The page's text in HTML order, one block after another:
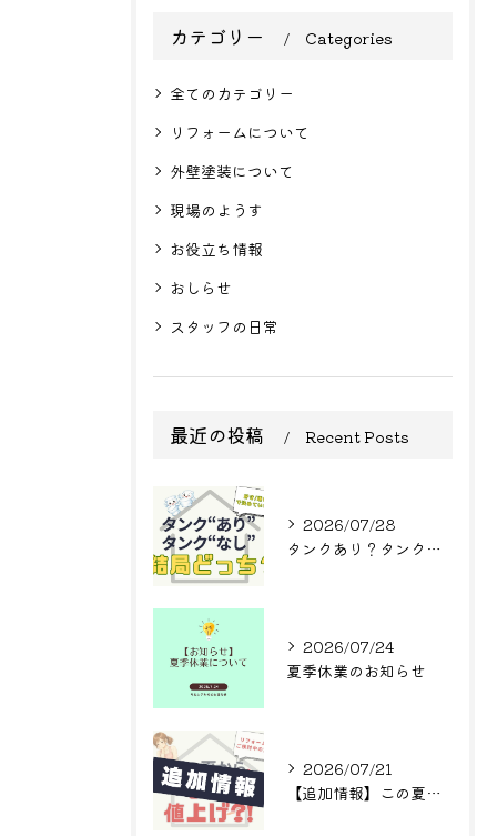
カテゴリー Categories
全てのカテゴリー
リフォームについて
外壁塗装について
現場のようす
お役立ち情報
おしらせ
スタッフの日常
最近の投稿 Recent Posts
2026/07/28
タンクあり？タンクなし？結局どっち？
2026/07/24
夏季休業のお知らせ
2026/07/21
【追加情報】この夏からまた値上げ?! リフォームをご検討中の方へ